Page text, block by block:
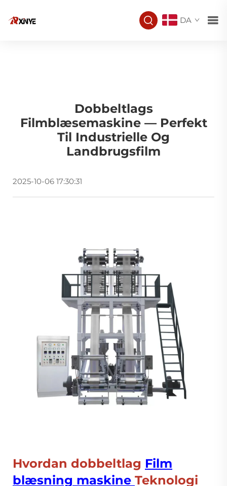
DA
Dobbeltlags
Filmblæsemaskine — Perfekt
Til Industrielle Og
Landbrugsfilm
2025-10-06 17:30:31
Hvordan dobbeltlag Film
blæsning maskine Teknologi